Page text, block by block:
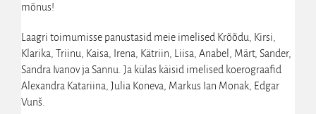
mõnus!
Laagri toimumisse panustasid meie imelised Krõõdu, Kirsi,
Klarika, Triinu, Kaisa, Irena, Kätriin, Liisa, Anabel, Märt, Sander,
Sandra Ivanov ja Sannu. Ja külas käisid imelised koerograafid
Alexandra Katariina, Julia Koneva, Markus Ian Monak, Edgar
Vunš.